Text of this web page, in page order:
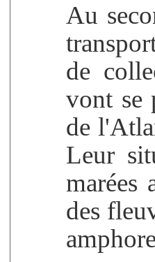
Au
de
vont se
de
Leur
marées
des